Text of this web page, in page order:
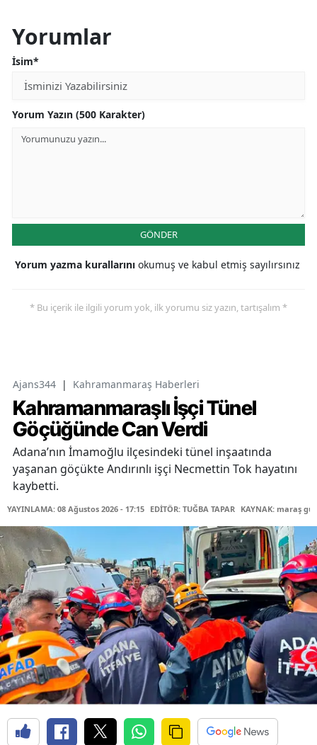
Yorumlar
İsim*
Yorum Yazın (500 Karakter)
GÖNDER
Yorum yazma kurallarını okumuş ve kabul etmiş sayılırsınız
* Bu içerik ile ilgili yorum yok, ilk yorumu siz yazın, tartışalım *
Ajans344 | Kahramanmaraş Haberleri
Kahramanmaraşlı İşçi Tünel
Göçüğünde Can Verdi
Adana’nın İmamoğlu ilçesindeki tünel inşaatında
yaşanan göçükte Andırınlı işçi Necmettin Tok hayatını
kaybetti.
YAYINLAMA: 08 Ağustos 2026 - 17:15 EDİTÖR: TUĞBA TAPAR KAYNAK: maraş